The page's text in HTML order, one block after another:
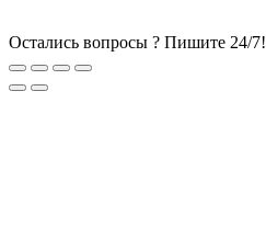
Остались вопросы ? Пишите 24/7!